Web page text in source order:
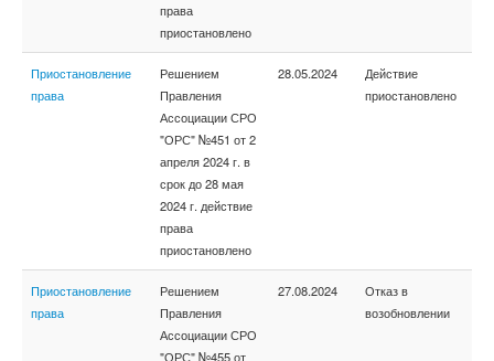
права
приостановлено
Приостановление
права
Решением
Правления
Ассоциации СРО
"ОРС" №451 от 2
апреля 2024 г. в
срок до 28 мая
2024 г. действие
права
приостановлено
28.05.2024
Действие
приостановлено
Приостановление
права
Решением
Правления
Ассоциации СРО
"ОРС" №455 от
27.08.2024
Отказ в
возобновлении